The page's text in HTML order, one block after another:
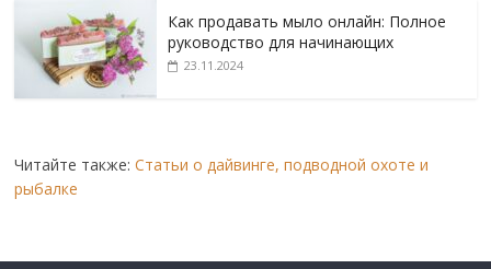
Как продавать мыло онлайн: Полное
руководство для начинающих
23.11.2024
Читайте также:Статьи о дайвинге, подводной охоте и
рыбалке